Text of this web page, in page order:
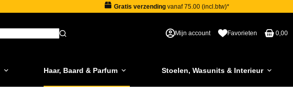
Gratis verzendingvanaf 75.00 (incl.btw)*
Mijn account Favorieten 0,00
Haar, Baard & Parfum Stoelen, Wasunits & Interieur